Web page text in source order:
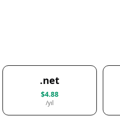
.net
$4.88
/yıl